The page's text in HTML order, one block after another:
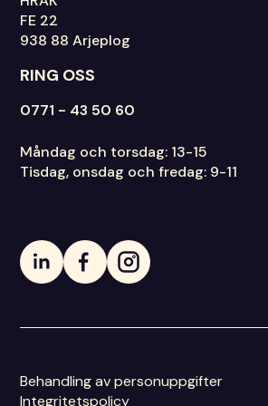
FE 22
938 88 Arjeplog
RING OSS
0771 - 43 50 60
Måndag och torsdag: 13-15
Tisdag, onsdag och fredag: 9-11
Behandling av personuppgifter
Integritetspolicy